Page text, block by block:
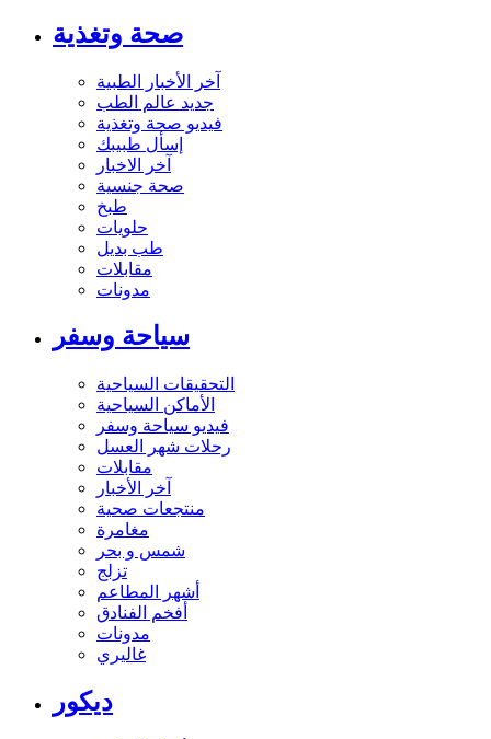
صحة وتغذية
آخر الأخبار الطبية
جديد عالم الطب
فيديو صحة وتغذية
إسأل طبيبك
آخر الاخبار
صحة جنسية
طبخ
حلويات
طب بديل
مقابلات
مدونات
سياحة وسفر
التحقيقات السياحية
الأماكن السياحية
فيديو سياحة وسفر
رحلات شهر العسل
مقابلات
آخر الأخبار
منتجعات صحية
مغامرة
شمس و بحر
تزلج
أشهر المطاعم
أفخم الفنادق
مدونات
غاليري
ديكور